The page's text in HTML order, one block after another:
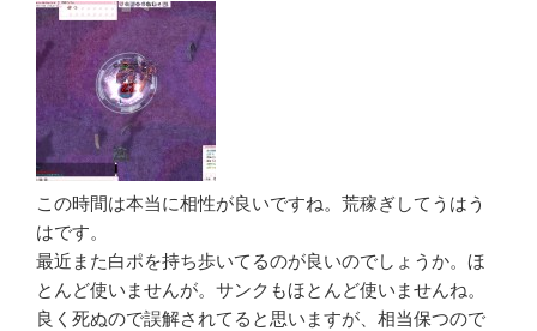
この時間は本当に相性が良いですね。荒稼ぎしてうはう
はです。
最近また白ポを持ち歩いてるのが良いのでしょうか。ほ
とんど使いませんが。サンクもほとんど使いませんね。
良く死ぬので誤解されてると思いますが、相当保つので